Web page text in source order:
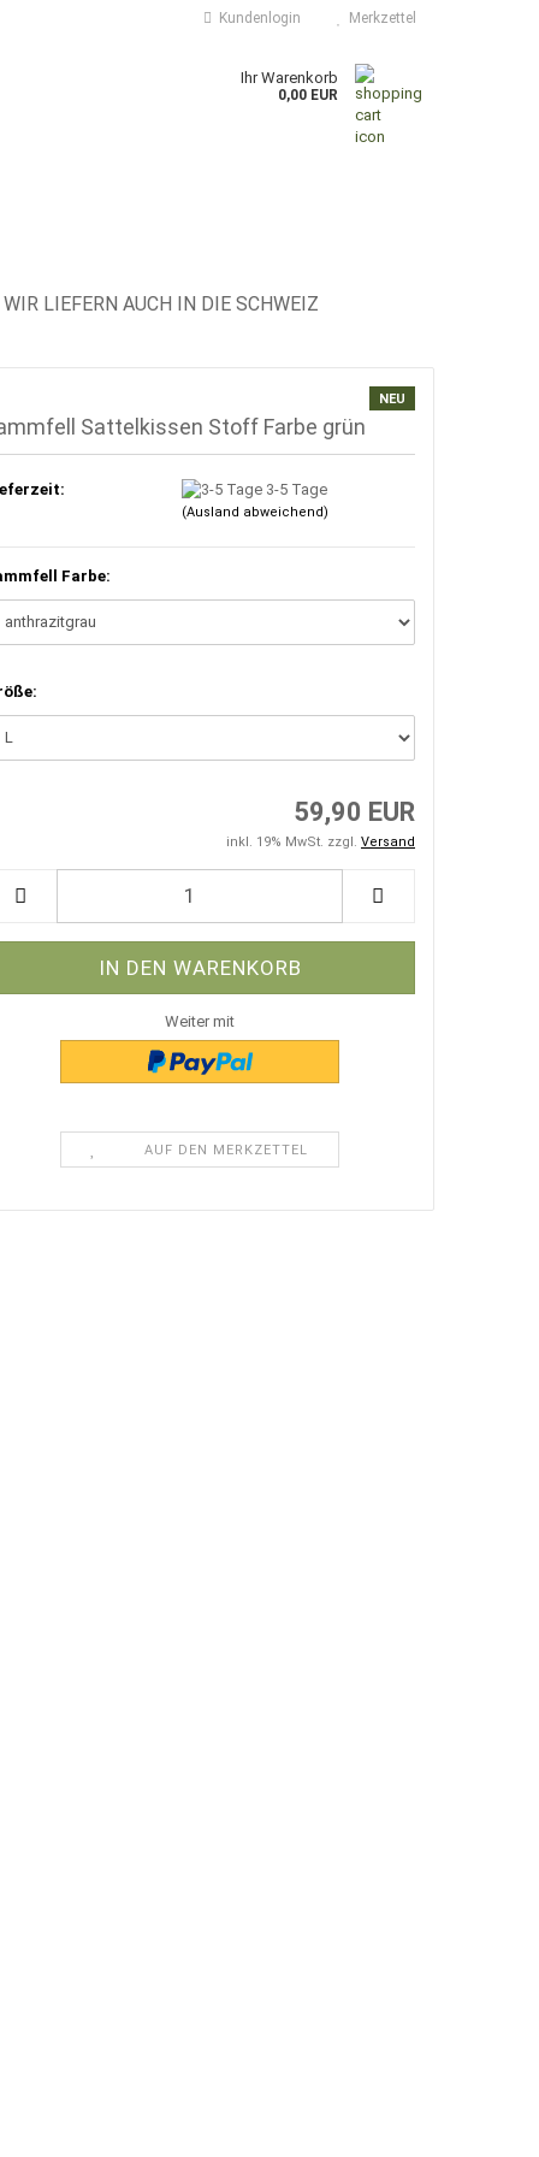
Kundenlogin Merkzettel
Ihr Warenkorb
0,00 EUR
WIR LIEFERN AUCH IN DIE SCHWEIZ
NEU
Sattelkissen Stoff Farbe grün
3-5 Tage
(Ausland abweichend)
Farbe:
59,90 EUR
inkl. 19% MwSt. zzgl. Versand
Weiter mit
AUF DEN MERKZETTEL